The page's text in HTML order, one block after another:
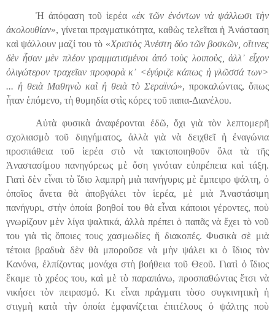
Ἡ ἀπόφαση τοῦ ἱερέα «ἐκ τῶν ἐνόντων νὰ ψάλλωσι τὴν
ἀκολουθίαν», γίνεται πραγματικότητα, καθὼς τελεῖται ἡ Ἀνάσταση
καὶ ψάλλουν μαζί του τὸ «Χριστὸς Ἀνέστη δύο τῶν βοσκῶν, οἵτινες
δὲν ἦσαν μὲν πλέον γραμματισμένοι ἀπό τοὺς λοιποὺς, ἀλλ᾿ εἶχον
ὀλιγώτερον τραχεῖαν προφορὰ κ᾿ <ἐγύριζε κάπως ἠ γλῶσσά των>
... ἡ θειὰ Μαθηνὼ καὶ ἡ θειὰ τὸ Σεραϊνώ», προκαλώντας, ὅπως
ἦταν ἑπόμενο, τὴ θυμηδία στὶς κόρες τοῦ παπα-Διανέλου.
Αὐτὰ φυσικὰ ἀναφέρονται ἐδῶ, ὄχι γιὰ τὸν λεπτομερῆ
σχολιασμὸ τοῦ διηγήματος, ἀλλὰ γιὰ νὰ δειχθεῖ ἡ ἐναγώνια
προσπάθεια τοῦ ἱερέα στὸ νὰ τακτοποιηθοῦν ὅλα τὰ τῆς
Ἀναστασίμου πανηγύρεως μὲ ὅση γινόταν εὐπρέπεια καὶ τάξη.
Γιατὶ δὲν εἶναι τὸ ἴδιο λαμπρὴ μιὰ πανήγυρις μὲ ἔμπειρο ψάλτη, ὁ
ὁποῖος ἄνετα θὰ ἀποβγάλει τὸν ἱερέα, μὲ μιὰ Ἀναστάσιμη
πανήγυρι, στὴν ὁποία βοηθοί του θὰ εἶναι κάποιοι γέροντες, ποὺ
γνωρίζουν μὲν λίγα ψαλτικά, ἀλλὰ πρέπειὁ παπᾶς νὰ ἔχει τὸ νοῦ
του γιὰ τὶς ὅποιες τους χασμωδίες ἤ διακοπές. Φυσικὰ σὲ μιὰ
τέτοια βραδυὰ δὲν θὰ μποροῦσε νὰ μὴν ψάλει κι ὁ ἴδιος τὸν
Κανόνα, ἐλπίζοντας μονάχα στὴ βοήθεια τοῦ Θεοῦ. Γιατὶ ὁ ἴδιος
ἔκαμε τὸ χρέος του, καὶ μὲ τὸ παραπάνω, προσπαθώντας ἔτσι νὰ
νικήσει τὸν πειρασμό. Κι εἶναι πράγματι τὸσο συγκινητικὴ ἡ
στιγμὴ κατὰ τὴν ὁποία ἐμφανίζεται ἐπιτέλους ὁ ψάλτης ποὺ